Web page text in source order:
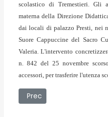
scolastico di Tremestieri. Gli
materna della Direzione
dai locali di palazzo Presti, nei
Suore Cappuccine del Sacro
Valeria. L'intervento
n. 842 del 25 novembre
accessori, per trasferire l'utenza
Articolo precedente:
Prec